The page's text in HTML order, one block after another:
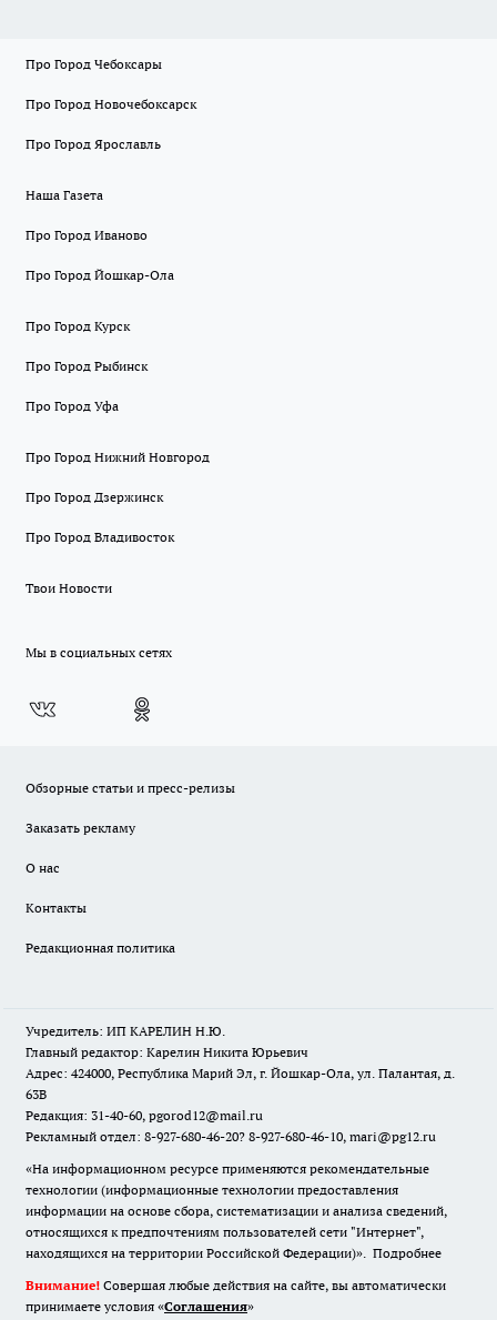
Про Город Чебоксары
Про Город Новочебоксарск
Про Город Ярославль
Наша Газета
Про Город Иваново
Про Город Йошкар-Ола
Про Город Курск
Про Город Рыбинск
Про Город Уфа
Про Город Нижний Новгород
Про Город Дзержинск
Про Город Владивосток
Твои Новости
Мы в социальных сетях
Обзорные статьи и пресс-релизы
Заказать рекламу
О нас
Контакты
Редакционная политика
Учредитель: ИП КАРЕЛИН Н.Ю.
Главный редактор: Карелин Никита Юрьевич
Адрес: 424000, Республика Марий Эл, г. Йошкар-Ола, ул. Палантая, д.
63В
Редакция: 31-40-60, pgorod12@mail.ru
Рекламный отдел: 8-927-680-46-20? 8-927-680-46-10, mari@pg12.ru
«На информационном ресурсе применяются рекомендательные
технологии (информационные технологии предоставления
информации на основе сбора, систематизации и анализа сведений,
относящихся к предпочтениям пользователей сети "Интернет",
находящихся на территории Российской Федерации)». Подробнее
Внимание! Совершая любые действия на сайте, вы автоматически
принимаете условия «Cоглашения»